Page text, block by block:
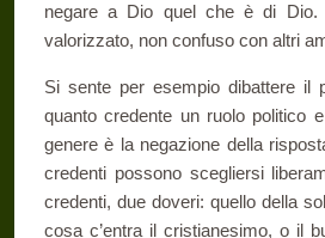
negare a Dio quel che è di
valorizzato, non confuso con altri
Si sente per esempio dibattere il
quanto credente un ruolo politico
genere è la ne­gazione della
credenti possono scegliersi
credenti, due doveri: quello della
cosa c’entra il cristianesimo, o il